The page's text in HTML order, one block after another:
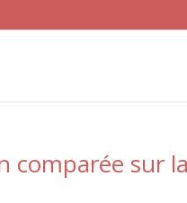
comparée sur